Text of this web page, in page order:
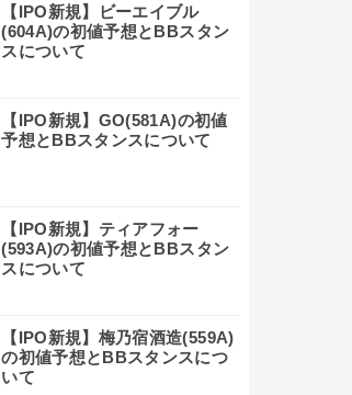
【IPO新規】ビーエイブル
(604A)の初値予想とBBスタン
スについて
【IPO新規】GO(581A)の初値
予想とBBスタンスについて
【IPO新規】ティアフォー
(593A)の初値予想とBBスタン
スについて
【IPO新規】梅乃宿酒造(559A)
の初値予想とBBスタンスにつ
いて